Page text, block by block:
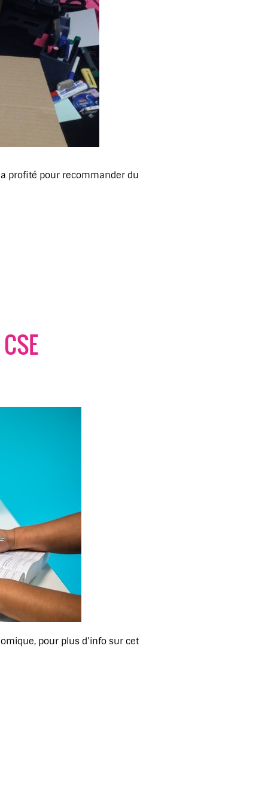
profité pour recommander du
pour plus d’info sur cet